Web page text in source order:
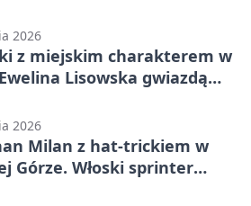
2026
z miejskim charakterem w
Lisowska gwiazdą
2026
Milan z hat-trickiem w
Górze. Włoski sprinter